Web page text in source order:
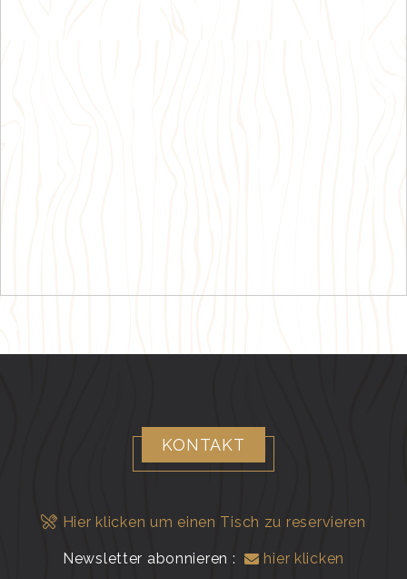
KONTAKT
Hier klicken um einen Tisch zu reservieren
Newsletter abonnieren : hier klicken